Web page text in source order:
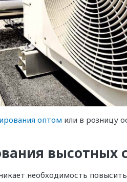
оптом или в розницу
высотных
необходимость